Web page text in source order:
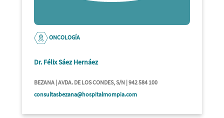
ONCOLOGÍA
Dr. Félix Sáez Hernáez
BEZANA | AVDA. DE LOS CONDES, S/N | 942 584 100
consultasbezana@hospitalmompia.com